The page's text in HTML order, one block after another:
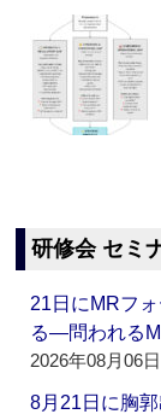
研修会 セミ
21日にMRフ
る―問われる
2026年08月06
8月21日に胸